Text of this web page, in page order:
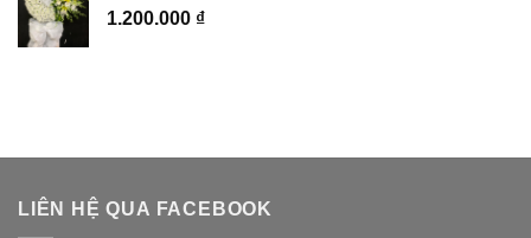
1.200.000 ₫
LIÊN HỆ QUA FACEBOOK